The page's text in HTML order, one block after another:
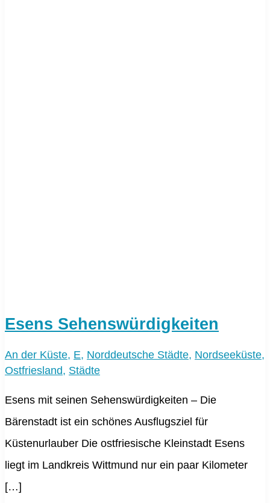
Esens Sehenswürdigkeiten
An der Küste, E, Norddeutsche Städte, Nordseeküste,
Ostfriesland, Städte
Esens mit seinen Sehenswürdigkeiten – Die
Bärenstadt ist ein schönes Ausflugsziel für
Küstenurlauber Die ostfriesische Kleinstadt Esens
liegt im Landkreis Wittmund nur ein paar Kilometer
[…]